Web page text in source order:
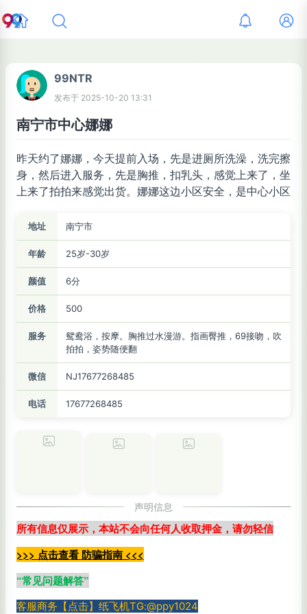
99NTR
发布于 2025-10-20 13:31
南宁市中心娜娜
昨天约了娜娜，今天提前入场，先是进厕所洗澡，洗完擦
身，然后进入服务，先是胸推，扣乳头，感觉上来了，坐
上来了拍拍来感觉出货。娜娜这边小区安全，是中心小区
地址 南宁市
年龄 25岁-30岁
颜值 6分
价格 500
服务
鸳鸯浴，按摩。胸推过水漫游。指画臀推，69接吻，吹
拍拍，姿势随便翻
微信 NJ17677268485
电话 17677268485
声明信息
所有信息仅展示，本站不会向任何人收取押金，请勿轻信
>>> 点击查看 防骗指南 <<<
“常见问题解答”
客服商务【点击】纸飞机TG:@ppy1024